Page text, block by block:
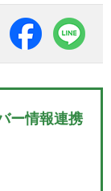
ー情報連携